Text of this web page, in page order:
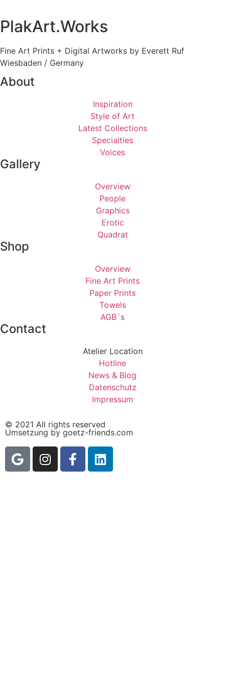
PlakArt.Works
Fine Art Prints + Digital Artworks by Everett Ruf
Wiesbaden / Germany
About
Inspiration
Style of Art
Latest Collections
Specialties
Voices
Gallery
Overview
People
Graphics
Erotic
Quadrat
Shop
Overview
Fine Art Prints
Paper Prints
Towels
AGB´s
Contact
Atelier Location
Hotline
News & Blog
Datenschutz
Impressum
© 2021 All rights reserved
Umsetzung by goetz-friends.com